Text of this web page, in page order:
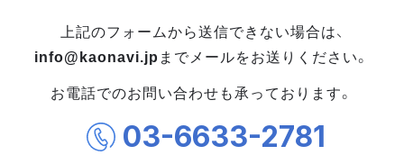
上記のフォームから送信できない場合は、
info@kaonavi.jp までメールをお送りください。
お電話でのお問い合わせも承っております。
03-6633-2781